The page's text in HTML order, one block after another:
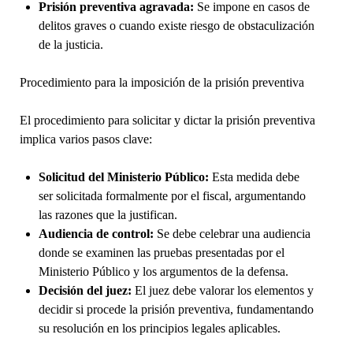
Prisión preventiva agravada: Se impone en casos de
delitos graves o cuando existe riesgo de obstaculización
de la justicia.
Procedimiento para la imposición de la prisión preventiva
El procedimiento para solicitar y dictar la prisión preventiva
implica varios pasos clave:
Solicitud del Ministerio Público: Esta medida debe
ser solicitada formalmente por el fiscal, argumentando
las razones que la justifican.
Audiencia de control: Se debe celebrar una audiencia
donde se examinen las pruebas presentadas por el
Ministerio Público y los argumentos de la defensa.
Decisión del juez: El juez debe valorar los elementos y
decidir si procede la prisión preventiva, fundamentando
su resolución en los principios legales aplicables.